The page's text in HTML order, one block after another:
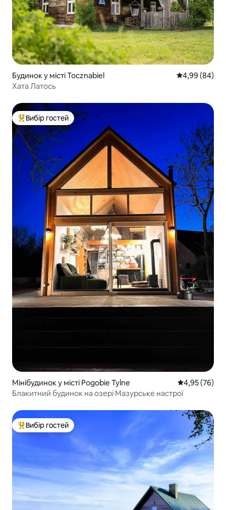
Будинок у місті Tocznabiel Середня
4,99 (84)
Хата Латось
Топ вибір гостей
Вибір гостей
Мінібудинок у місті Pogobie Tylne Середня
4,95 (76)
Блакитний будинок на озері Мазурське настрої
Топ вибір гостей
Вибір гостей